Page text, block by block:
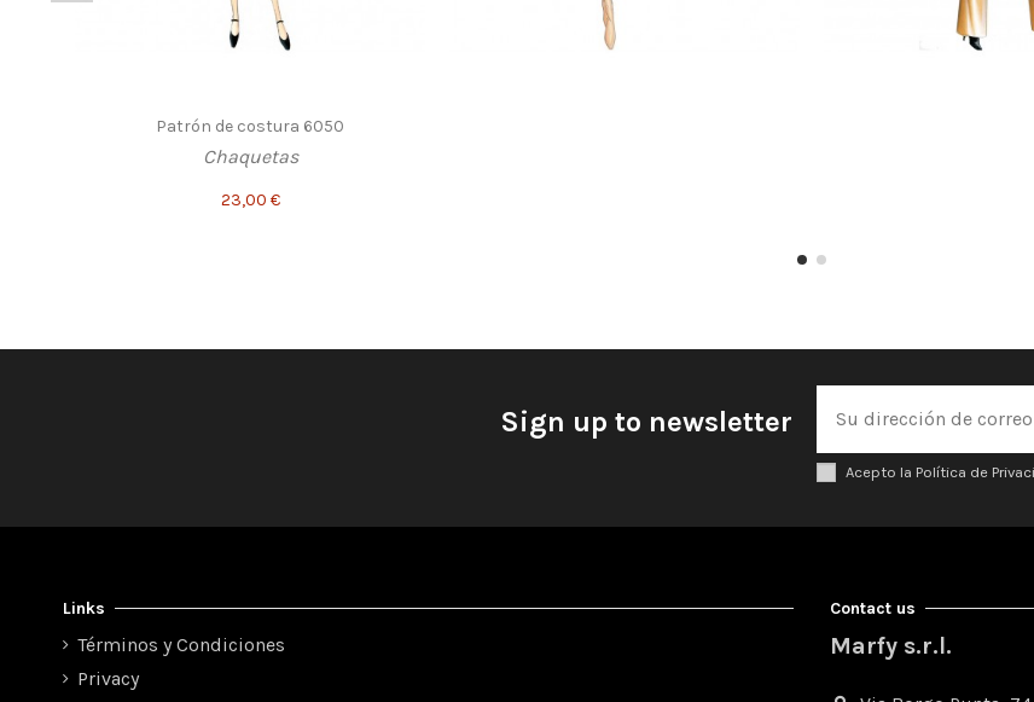
Patrón de costura 6050
Chaquetas
23,00 €
Sign up to newsletter
Acepto la Política de
Links
Términos y Condiciones
Privacy
Contact us
Marfy s.r.l.